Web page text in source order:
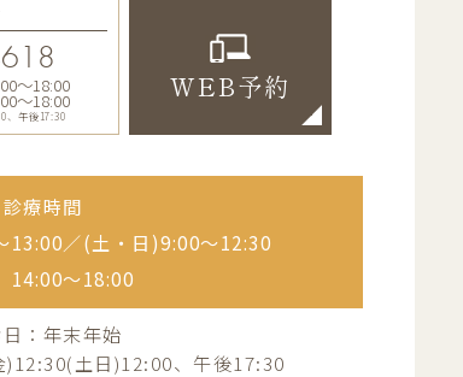
〜18:00
〜18:00
、午後17:30
WEB予約
診療時間
／(土・日)9:00〜12:30
〜18:00
：年末年始
土日)12:00、午後17:30